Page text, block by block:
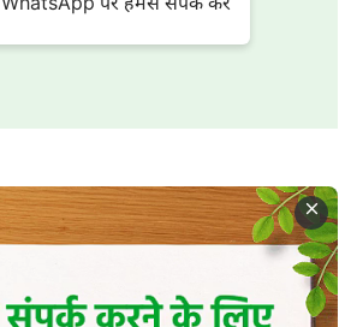
WhatsApp पर हमसे संपर्क करें